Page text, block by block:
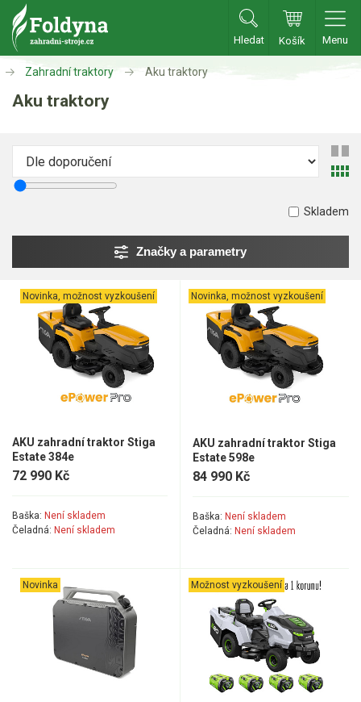
Hledat Košík Menu
Zahradní traktory
Zahradní ridery
Aku traktory
Sekačky
Akumulátorové sekačky
Robotické sekačky
Bubnové sekačky
Benzínové křovinořezy a vyžínače
Motorové pily
Benzínové pily
Aku pily
Elektrické pily
Jednoruční pily
Vyvětvovací pily
Zahradní traktory Aku traktory
Aku traktory
Skladem
Značky a parametry
Novinka, možnost vyzkoušení
AKU zahradní traktor Stiga
Estate 384e
72 990 Kč
Baška: Není skladem
Čeladná: Není skladem
Novinka, možnost vyzkoušení
AKU zahradní traktor Stiga
Estate 598e
84 990 Kč
Baška: Není skladem
Čeladná: Není skladem
Novinka Možnost vyzkoušení